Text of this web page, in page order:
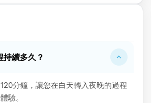
持續多久？
分鐘，讓您在白天轉入夜晚的過程
驗。